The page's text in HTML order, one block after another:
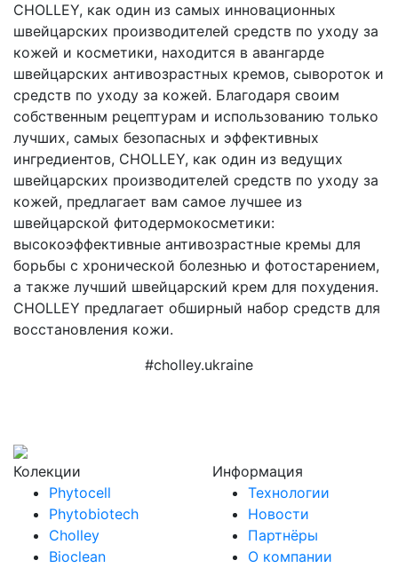
CHOLLEY, как один из самых инновационных
швейцарских производителей средств по уходу за
кожей и косметики, находится в авангарде
швейцарских антивозрастных кремов, сывороток и
средств по уходу за кожей. Благодаря своим
собственным рецептурам и использованию только
лучших, самых безопасных и эффективных
ингредиентов, CHOLLEY, как один из ведущих
швейцарских производителей средств по уходу за
кожей, предлагает вам самое лучшее из
швейцарской фитодермокосметики:
высокоэффективные антивозрастные кремы для
борьбы с хронической болезнью и фотостарением,
а также лучший швейцарский крем для похудения.
CHOLLEY предлагает обширный набор средств для
восстановления кожи.
#cholley.ukraine
Колекции
Phytocell
Phytobiotech
Cholley
Bioclean
Информация
Технологии
Новости
Партнёры
О компании